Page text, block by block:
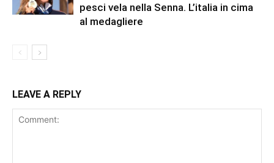
pesci vela nella Senna. L’italia in cima
al medagliere
LEAVE A REPLY